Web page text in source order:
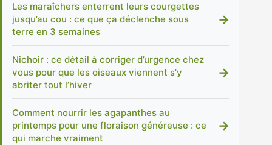
Les maraîchers enterrent leurs courgettes
jusqu’au cou : ce que ça déclenche sous
terre en 3 semaines
→
Nichoir : ce détail à corriger d’urgence chez
vous pour que les oiseaux viennent s’y
abriter tout l’hiver
→
Comment nourrir les agapanthes au
printemps pour une floraison généreuse : ce
qui marche vraiment
→